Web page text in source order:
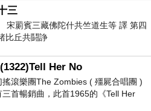
家家的餐廳接連進駐，不
八間，包括日式拉麵、懷
美式牛排館，其中一家還
」之稱號，這兩棟大樓分
三
罽賓三藏佛陀什共竺道生等 譯 第四
比丘共鬪諍
Her No
搖滾樂團The Zombies ( 殭屍合唱團 )
三首暢銷曲，此首1965的《Tell Her
中之一，在告示牌百大單曲